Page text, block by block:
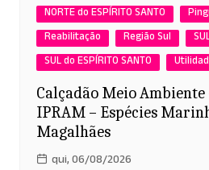
NORTE do ESPÍRITO SANTO
Reabilitação
Região Sul
SUL do ESPÍRITO SANTO
Calçadão Meio
IPRAM – Espécies
Magalhães
qui, 06/08/2026